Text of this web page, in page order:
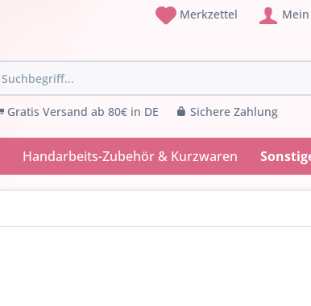
Merkzettel
Gratis Versand ab 80€ in DE Sichere Zahlung
Handarbeits-Zubehör & Kurzwaren